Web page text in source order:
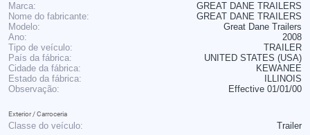
Marca:
GREAT DANE TRAILERS
Nome do fabricante:
GREAT DANE TRAILERS
Modelo:
Great Dane Trailers
Ano:
2008
Tipo de veículo:
TRAILER
País da fábrica:
UNITED STATES (USA)
Cidade da fábrica:
KEWANEE
Estado da fábrica:
ILLINOIS
Observação:
Effective 01/01/00
Exterior / Carroceria
Classe do veículo: Trailer